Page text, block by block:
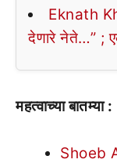
Eknath
देणारे नेते…” ;
महत्वाच्या बातम्या :
Shoeb